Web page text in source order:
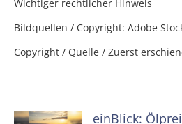
Wichtiger rechtlicher Hinweis
Bildquellen / Copyright: Adobe
Copyright / Quelle / Zuerst
einBlick: